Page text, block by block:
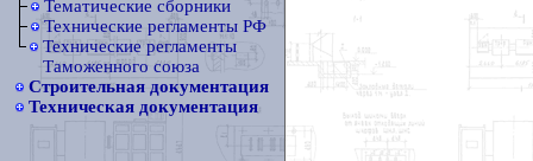
Тематические сборники
Технические регламенты РФ
Технические регламенты
Таможенного союза
Строительная документация
Техническая документация